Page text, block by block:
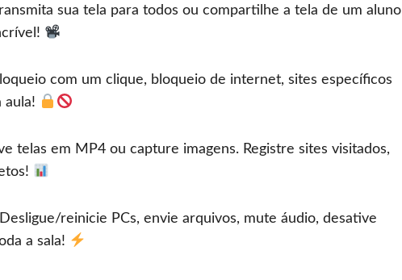
sua tela para todos ou compartilhe a tela de um aluno
com um clique, bloqueio de internet, sites específicos
aula!
telas em MP4 ou capture imagens. Registre sites visitados,
reinicie PCs, envie arquivos, mute áudio, desative
a sala!